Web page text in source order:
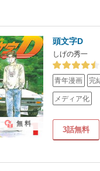
頭文字D
しげの秀一
青年漫画 完
メディア化
3話無料
無料